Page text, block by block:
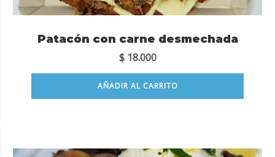
Patacón con carne desmechada
$18.000
AÑADIR AL CARRITO